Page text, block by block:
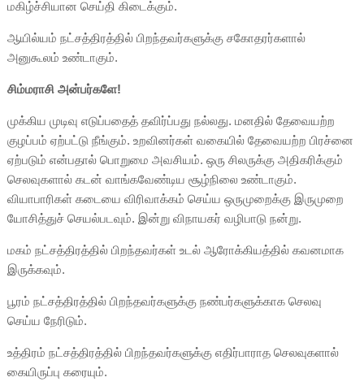
மகிழ்ச்சியான செய்தி கிடைக்கும்.
ஆயில்யம் நட்சத்திரத்தில் பிறந்தவர்களுக்கு சகோதரர்களால்
அனுகூலம் உண்டாகும்.
சிம்மராசி அன்பர்களே!
முக்கிய முடிவு எடுப்பதைத் தவிர்ப்பது நல்லது. மனதில் தேவையற்ற
குழப்பம் ஏற்பட்டு நீங்கும். உறவினர்கள் வகையில் தேவையற்ற பிரச்னை
ஏற்படும் என்பதால் பொறுமை அவசியம். ஒரு சிலருக்கு அதிகரிக்கும்
செலவுகளால் கடன் வாங்கவேண்டிய சூழ்நிலை உண்டாகும்.
வியாபாரிகள் கடையை விரிவாக்கம் செய்ய ஒருமுறைக்கு இருமுறை
யோசித்துச் செயல்படவும். இன்று விநாயகர் வழிபாடு நன்று.
மகம் நட்சத்திரத்தில் பிறந்தவர்கள் உடல் ஆரோக்கியத்தில் கவனமாக
இருக்கவும்.
பூரம் நட்சத்திரத்தில் பிறந்தவர்களுக்கு நண்பர்களுக்காக செலவு
செய்ய நேரிடும்.
உத்திரம் நட்சத்திரத்தில் பிறந்தவர்களுக்கு எதிர்பாராத செலவுகளால்
கையிருப்பு கரையும்.